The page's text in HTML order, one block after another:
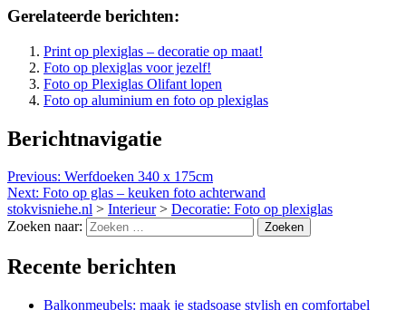
Gerelateerde berichten:
Print op plexiglas – decoratie op maat!
Foto op plexiglas voor jezelf!
Foto op Plexiglas Olifant lopen
Foto op aluminium en foto op plexiglas
Berichtnavigatie
Previous: Werfdoeken 340 x 175cm
Next: Foto op glas – keuken foto achterwand
stokvisniehe.nl > Interieur> Decoratie: Foto op plexiglas
Zoeken naar:
Recente berichten
Balkonmeubels: maak je stadsoase stylish en comfortabel